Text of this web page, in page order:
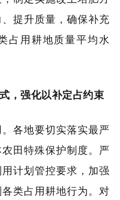
提升质量，确保补充
占用耕地质量平均水
，强化以补定占约束
各地要切实落实最严
田特殊保护制度。严
计划管控要求，加强
类占用耕地行为。对